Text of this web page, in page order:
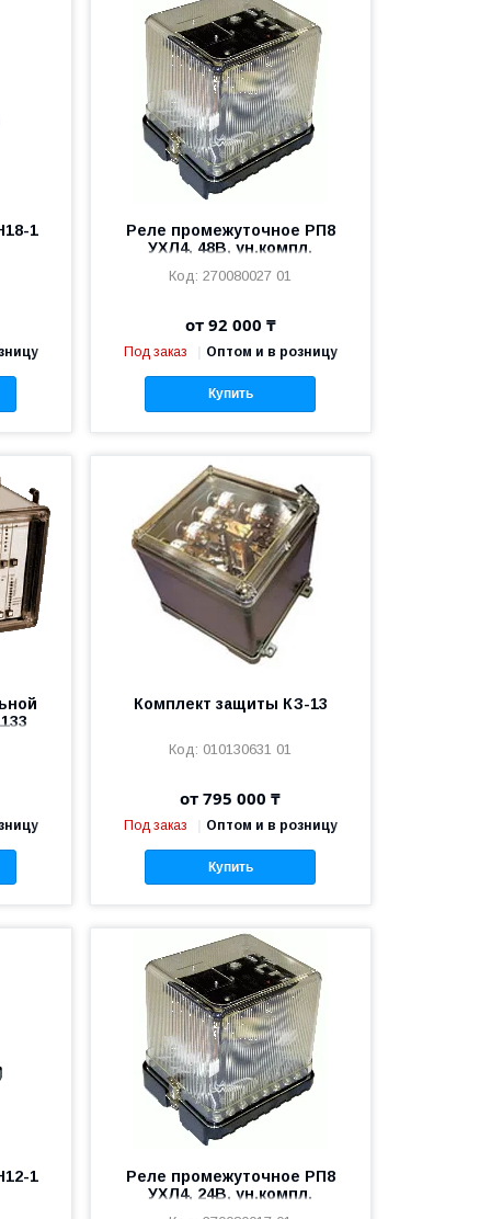
1
Реле промежуточное РП8
УХЛ4, 48В, ун.компл.
270080027 01
от 92 000 ₸
Под заказ Оптом и в розницу
Купить
1А,
Комплект защиты КЗ-13
010130631 01
от 795 000 ₸
Под заказ Оптом и в розницу
Купить
1
Реле промежуточное РП8
УХЛ4, 24В, ун.компл.